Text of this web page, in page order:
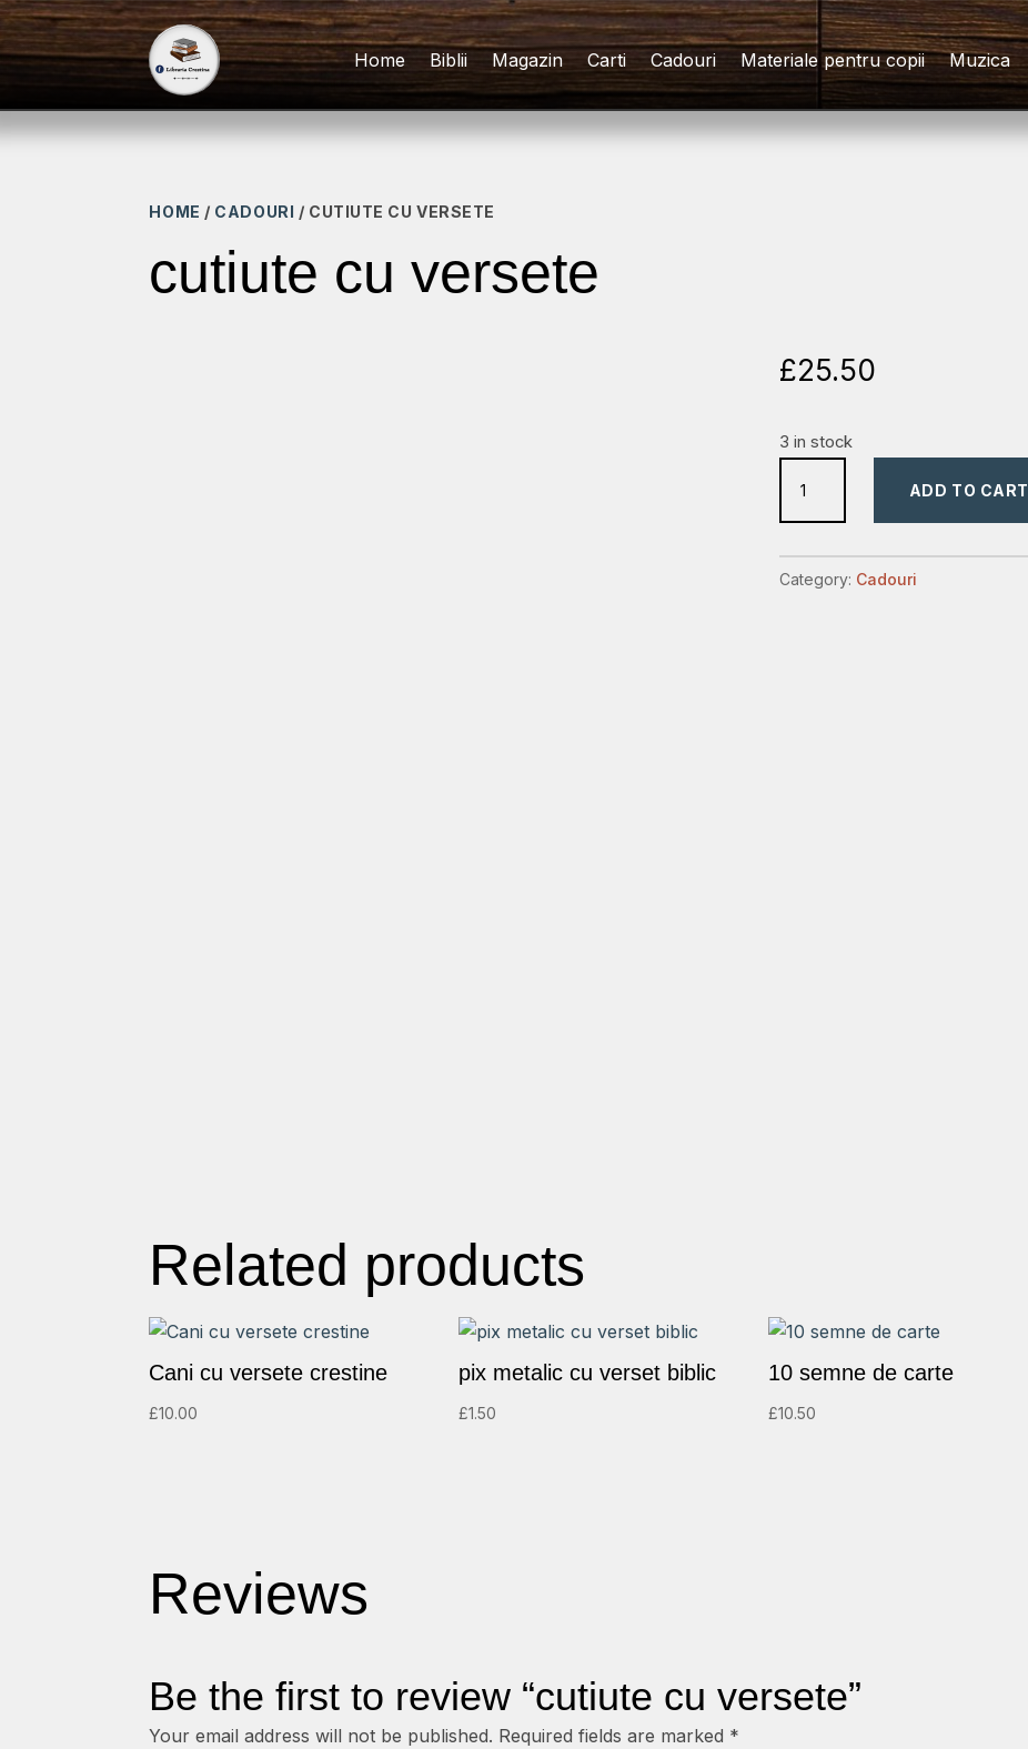
Home Biblii Magazin Carti Cadouri Materiale pentru copii Muzica
HOME / CADOURI / CUTIUTE CU VERSETE
cutiute cu versete
£25.50
3 in stock
ADD TO CART
Category: Cadouri
Related products
Cani cu versete crestine
£10.00
pix metalic cu verset biblic
£1.50
10 semne de carte
£10.50
Reviews
Be the first to review “cutiute cu versete”
Your email address will not be published. Required fields are marked *